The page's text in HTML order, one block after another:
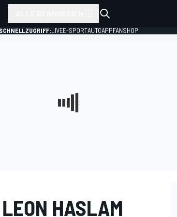
SCHNELLZUGRIFF:LIVEE-SPORTAUTOAPPFANSHOP
HASLAM